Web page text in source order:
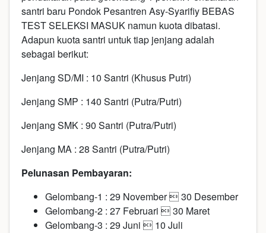
santri baru Pondok Pesantren Asy-Syarifiy BEBAS
TEST SELEKSI MASUK namun kuota dibatasi.
Adapun kuota santri untuk tiap jenjang adalah
sebagai berikut:
Jenjang SD/MI : 10 Santri (Khusus Putri)
Jenjang SMP : 140 Santri (Putra/Putri)
Jenjang SMK : 90 Santri (Putra/Putri)
Jenjang MA : 28 Santri (Putra/Putri)
Pelunasan Pembayaran:
Gelombang-1 : 29 November  30 Desember
Gelombang-2 : 27 Februari  30 Maret
Gelombang-3 : 29 Juni  10 Juli